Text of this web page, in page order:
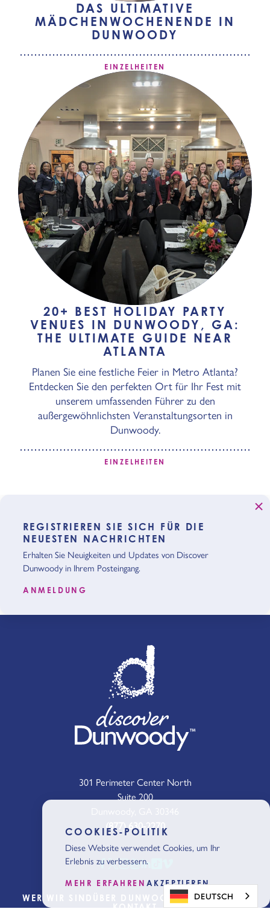
DAS ULTIMATIVE
MÄDCHENWOCHENENDE IN
DUNWOODY
EINZELHEITEN
20+ BEST HOLIDAY PARTY
VENUES IN DUNWOODY, GA:
THE ULTIMATE GUIDE NEAR
ATLANTA
Planen Sie eine festliche Feier in Metro Atlanta?
Entdecken Sie den perfekten Ort für Ihr Fest mit
unserem umfassenden Führer zu den
außergewöhnlichsten Veranstaltungsorten in
Dunwoody.
EINZELHEITEN
REGISTRIEREN SIE SICH FÜR DIE
NEUESTEN NACHRICHTEN
Erhalten Sie Neuigkeiten und Updates von Discover
Dunwoody in Ihrem Posteingang.
ANMELDUNG
301 Perimeter Center North
Suite 200
(877) 630-2270
WER WIR SIND ÜBER DUNWOODYBLOGMEDIEN
COOKIES-POLITIK
Diese Website verwendet Cookies, um Ihr
Erlebnis zu verbessern.
MEHR ERFAHREN AKZEPTIEREN
DEUTSCH